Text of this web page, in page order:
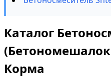
Каталог
Корма